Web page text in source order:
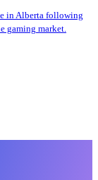
in Alberta following
gaming market.